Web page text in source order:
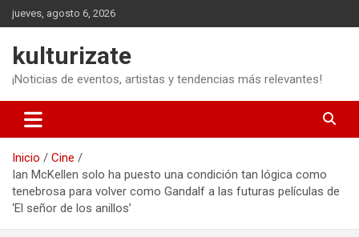
Saltar
al
jueves, agosto 6, 2026
kulturizate
¡Noticias de eventos, artistas y tendencias más relevantes!
Inicio
Cine
Ian McKellen solo ha puesto una condición tan lógica como
tenebrosa para volver como Gandalf a las futuras películas de
‘El señor de los anillos’